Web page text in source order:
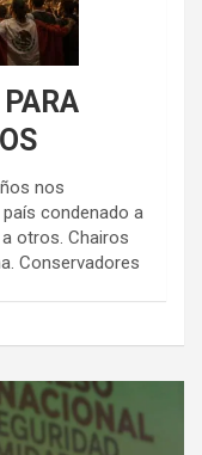
nos
condenado a
otros. Chairos
Conservadores